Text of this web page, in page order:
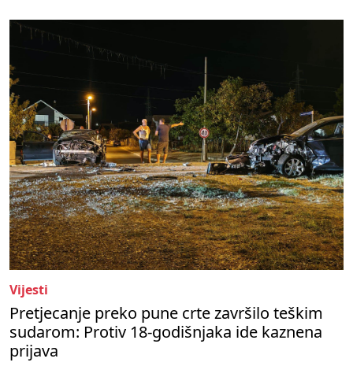
Vijesti
Pretjecanje preko pune crte završilo teškim
sudarom: Protiv 18-godišnjaka ide kaznena
prijava